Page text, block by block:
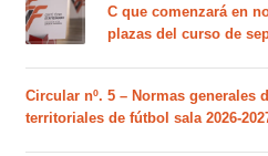
C que comenzará en
plazas del curso de
Circular nº. 5 – Normas generales
territoriales de fútbol sala 2026-